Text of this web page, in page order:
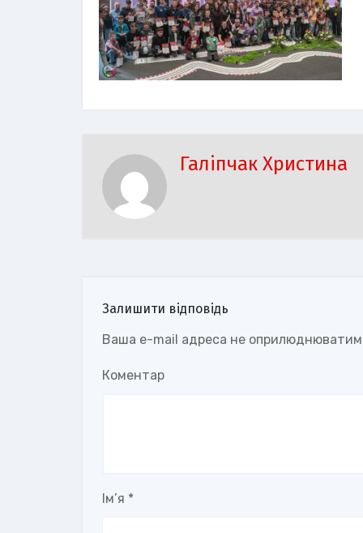
Галіпчак Христина
Залишити відповідь
Ваша e-mail адреса не
Коментар
Ім’я *